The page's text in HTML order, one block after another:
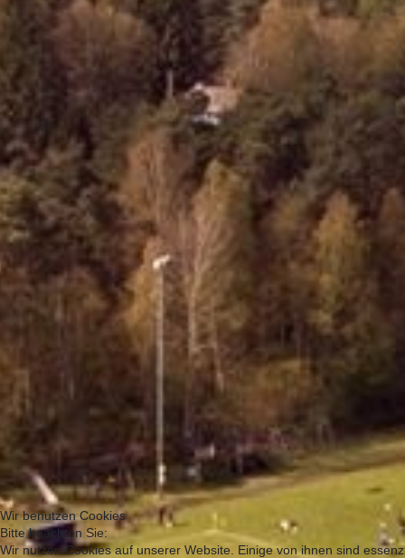
Wir benutzen Cookies
Bitte beachten Sie:
Wir nutzen Cookies auf unserer Website. Einige von ihnen sind